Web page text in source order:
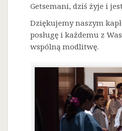
Getsemani, dziś żyje i
Dziękujemy naszym
posługę i każdemu z
wspólną modlitwę.